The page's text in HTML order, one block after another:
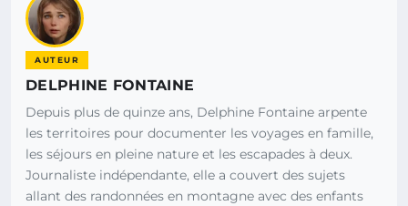
AUTEUR
DELPHINE FONTAINE
Depuis plus de quinze ans, Delphine Fontaine arpente
les territoires pour documenter les voyages en famille,
les séjours en pleine nature et les escapades à deux.
Journaliste indépendante, elle a couvert des sujets
allant des randonnées en montagne avec des enfants